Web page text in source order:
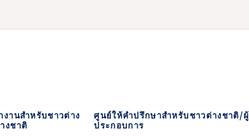
านสำหรับชาวต่าง
งชาติ
ศูนย์ให้คำปรึกษาสำหรับชาวต่างชาติ/ผู้
ประกอบการ